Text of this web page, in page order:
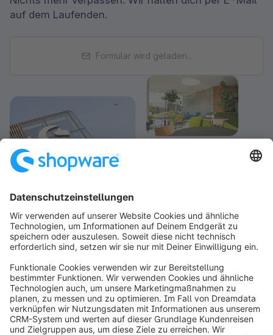
auf dem Laufenden.
Formular wird geladen...